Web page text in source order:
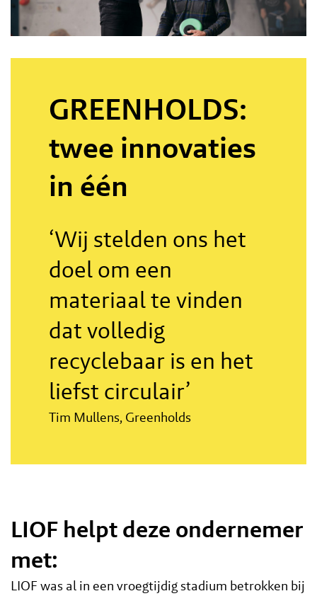
GREENHOLDS:
twee innovaties
in één
‘Wij stelden ons het
doel om een
materiaal te vinden
dat volledig
recyclebaar is en het
liefst circulair’
Tim Mullens, Greenholds
LIOF helpt deze ondernemer
met:
LIOF was al in een vroegtijdig stadium betrokken bij